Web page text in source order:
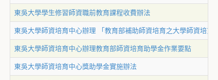
東吳大學學生修習師資職前教育課程收費辦法
東吳大學師資培育中心辦理 「教育部補助師資培育之大學師資培育
東吳大學師資培育中心辦理教育部師資培育助學金作業要點
東吳大學師資培育中心獎助學金實施辦法